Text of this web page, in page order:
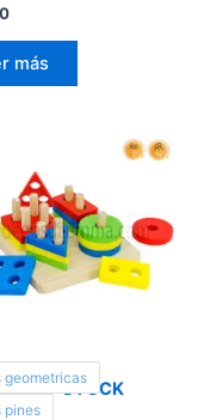
más
OF STOCK
geometricas
pines